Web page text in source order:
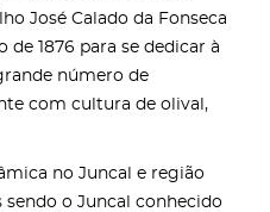
José Calado da Fonseca
de 1876 para se dedicar à
número de
com cultura de olival,
no Juncal e região
sendo o Juncal conhecido